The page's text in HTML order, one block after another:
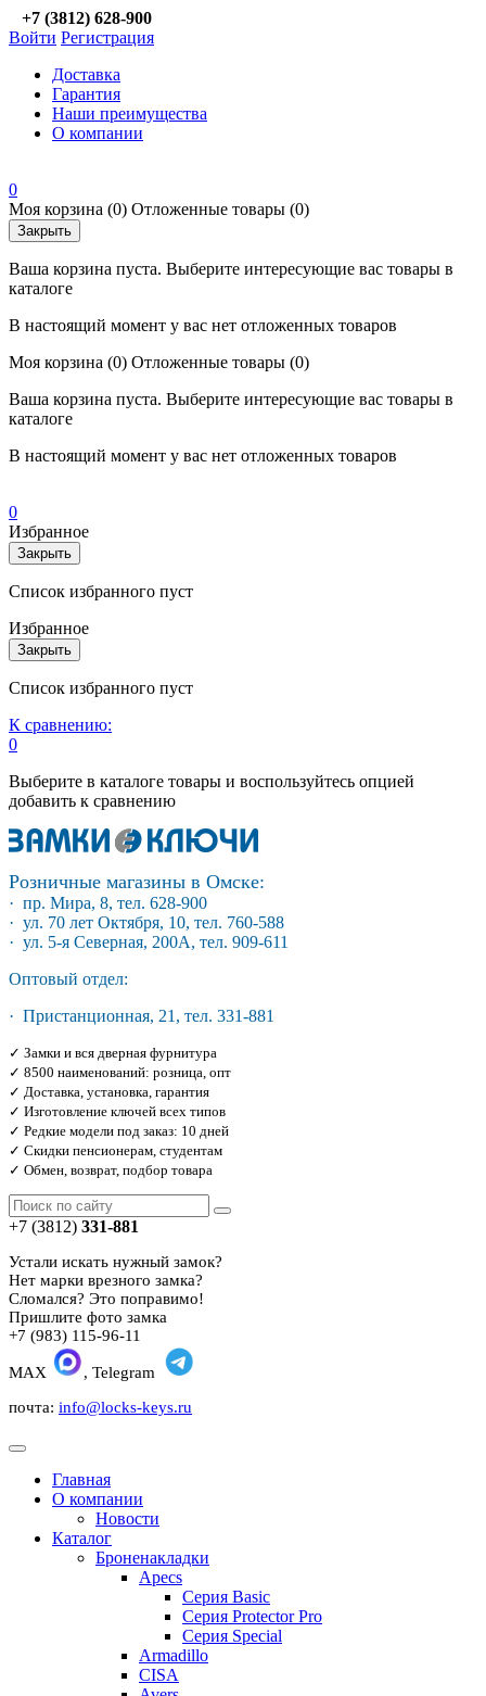
+7 (3812) 628-900
Войти Регистрация
Доставка
Гарантия
Наши преимущества
О компании
0
Моя корзина (0) Отложенные товары (0)
Закрыть
Ваша корзина пуста. Выберите интересующие вас товары в
каталоге
В настоящий момент у вас нет отложенных товаров
Моя корзина (0) Отложенные товары (0)
Ваша корзина пуста. Выберите интересующие вас товары в
каталоге
В настоящий момент у вас нет отложенных товаров
0
Избранное
Закрыть
Список избранного пуст
Избранное
Закрыть
Список избранного пуст
К сравнению:
0
Выберите в каталоге товары и воспользуйтесь опцией
добавить к сравнению
Розничные магазины в Омске:
· пр. Мира, 8, тел. 628-900
· ул. 70 лет Октября, 10, тел. 760-588
· ул. 5-я Северная, 200А, тел. 909-611
Оптовый отдел:
· Пристанционная, 21, тел. 331-881
✓ Замки и вся дверная фурнитура
✓ 8500 наименований: розница, опт
✓ Доставка, установка, гарантия
✓ Изготовление ключей всех типов
✓ Редкие модели под заказ: 10 дней
✓ Скидки пенсионерам, студентам
✓ Обмен, возврат, подбор товара
+7 (3812) 331-881
Устали искать нужный замок?
Нет марки врезного замка?
Сломался? Это поправимо!
Пришлите фото замка
+7 (983) 115-96-11
MAX
, Telegram
почта: info@locks-keys.ru
Главная
О компании
Новости
Каталог
Броненакладки
Apecs
Серия Basic
Серия Protector Pro
Серия Special
Armadillo
CISA